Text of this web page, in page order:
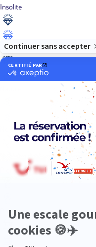
Insolite
Luxe
Neige
Plongée
Premium